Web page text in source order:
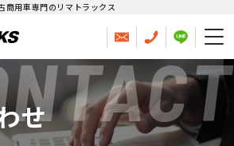
商用車専門のリマトラックス
せ